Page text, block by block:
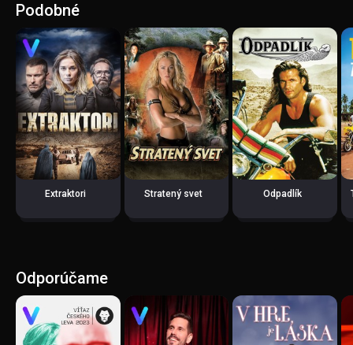
Podobné
Extraktori Stratený svet Odpadlík
Odporúčame